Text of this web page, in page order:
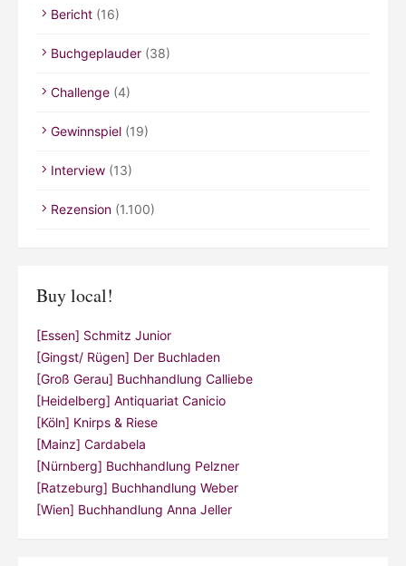
Bericht (16)
Buchgeplauder (38)
Challenge (4)
Gewinnspiel (19)
Interview (13)
Rezension (1.100)
Buy local!
[Essen] Schmitz Junior
[Gingst/ Rügen] Der Buchladen
[Groß Gerau] Buchhandlung Calliebe
[Heidelberg] Antiquariat Canicio
[Köln] Knirps & Riese
[Mainz] Cardabela
[Nürnberg] Buchhandlung Pelzner
[Ratzeburg] Buchhandlung Weber
[Wien] Buchhandlung Anna Jeller